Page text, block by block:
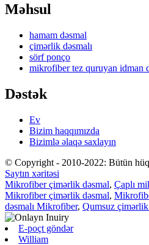
Məhsul
hamam dəsmal
çimərlik dəsmalı
sörf ponço
mikrofiber tez quruyan idman
Dəstək
Ev
Bizim haqqımızda
Bizimlə əlaqə saxlayın
© Copyright - 2010-2022: Bütün
Saytın xəritəsi
Mikrofiber çimərlik dəsmal, Çaplı
Mikrofiber çimərlik dəsmal,
dəsmalı Mikrofiber, Qumsuz çimərlik
E-poçt göndər
William